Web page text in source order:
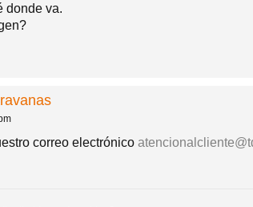
donde va.
correo electrónico